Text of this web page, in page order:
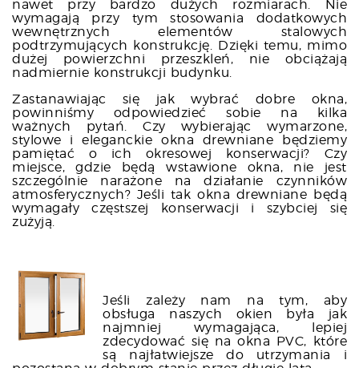
nawet przy bardzo dużych rozmiarach. Nie
wymagają przy tym stosowania dodatkowych
wewnętrznych elementów stalowych
podtrzymujących konstrukcję. Dzięki temu, mimo
dużej powierzchni przeszkleń, nie obciążają
nadmiernie konstrukcji budynku.
Zastanawiając się jak wybrać dobre okna,
powinniśmy odpowiedzieć sobie na kilka
ważnych pytań. Czy wybierając wymarzone,
stylowe i eleganckie okna drewniane będziemy
pamiętać o ich okresowej konserwacji? Czy
miejsce, gdzie będą wstawione okna, nie jest
szczególnie narażone na działanie czynników
atmosferycznych? Jeśli tak okna drewniane będą
wymagały częstszej konserwacji i szybciej się
zużyją.
Jeśli zależy nam na tym, aby
obsługa naszych okien była jak
najmniej wymagająca, lepiej
zdecydować się na okna PVC, które
są najłatwiejsze do utrzymania i